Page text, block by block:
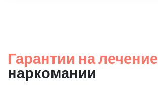
Гарантии на лечение
наркомании